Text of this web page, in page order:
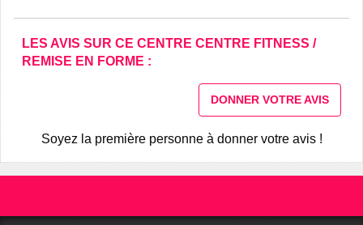
LES AVIS SUR CE CENTRE CENTRE FITNESS /
REMISE EN FORME :
DONNER VOTRE AVIS
Soyez la première personne à donner votre avis !